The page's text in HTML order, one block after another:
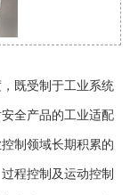
既受制于工业系统
全产品的工业适配
制领域长期积累的
程控制及运动控制